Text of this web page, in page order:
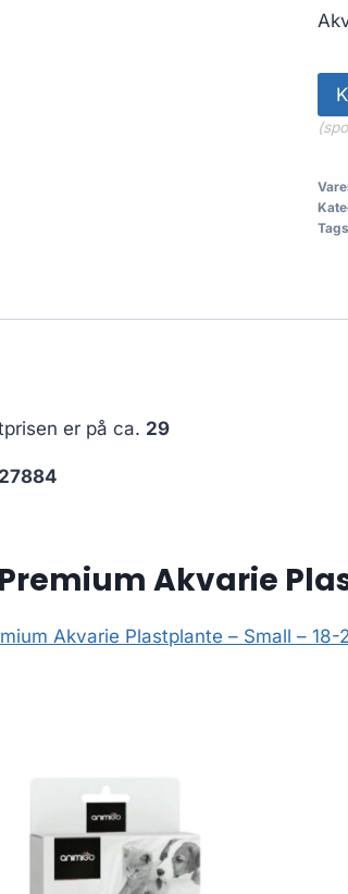
er på ca. 29
Akvarie
Akvarie Plastplante – Small – 18-